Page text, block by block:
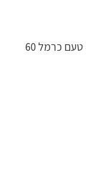
כל חטיף Grenade Carb Killa מכיל (לפי טעם כרמל 60